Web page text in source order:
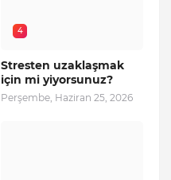
4
Stresten uzaklaşmak
için mi yiyorsunuz?
Perşembe, Haziran 25, 2026